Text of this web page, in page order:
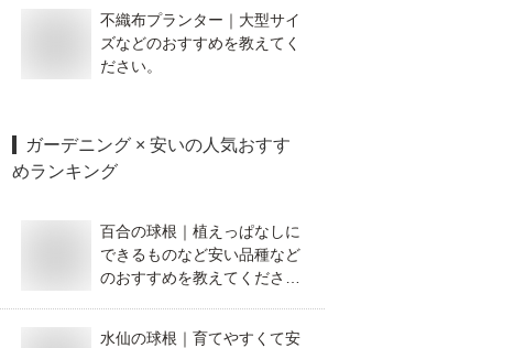
不織布プランター｜大型サイ
ズなどのおすすめを教えてく
ださい。
ガーデニング × 安いの人気おすす
めランキング
百合の球根｜植えっぱなしに
できるものなど安い品種など
のおすすめを教えてくださ
水仙の球根｜育てやすくて安